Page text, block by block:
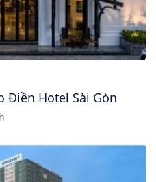
Điền Hotel Sài Gòn